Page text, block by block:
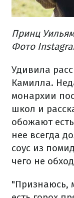
Принц
Фото
Удивила
Камилла.
монархии
школ и
обожают
нее всегда
соус из
чего не
"Признаюсь,